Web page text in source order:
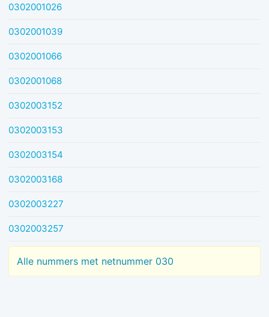
0302001026
0302001039
0302001066
0302001068
0302003152
0302003153
0302003154
0302003168
0302003227
0302003257
Alle nummers met netnummer 030